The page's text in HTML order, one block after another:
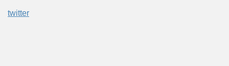
twitter